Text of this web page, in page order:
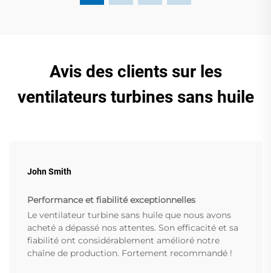
Avis des clients sur les
ventilateurs turbines sans huile
John Smith
Performance et fiabilité exceptionnelles
Le ventilateur turbine sans huile que nous avons
acheté a dépassé nos attentes. Son efficacité et sa
fiabilité ont considérablement amélioré notre
chaîne de production. Fortement recommandé !